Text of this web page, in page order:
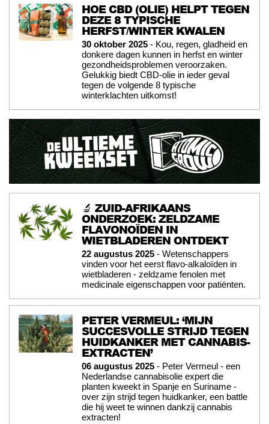
HOE CBD (OLIE) HELPT TEGEN
DEZE 8 TYPISCHE
HERFST/WINTER KWALEN
30 oktober 2025 - Kou, regen, gladheid en
donkere dagen kunnen in herfst en winter
gezondheidsproblemen veroorzaken.
Gelukkig biedt CBD-olie in ieder geval
tegen de volgende 8 typische
winterklachten uitkomst!
🔬 ZUID-AFRIKAANS
ONDERZOEK: ZELDZAME
FLAVONOÏDEN IN
WIETBLADEREN ONTDEKT
22 augustus 2025 - Wetenschappers
vinden voor het eerst flavo-alkaloïden in
wietbladeren - zeldzame fenolen met
medicinale eigenschappen voor patiënten.
PETER VERMEUL: ‘MIJN
SUCCESVOLLE STRIJD TEGEN
HUIDKANKER MET CANNABIS-
EXTRACTEN’
06 augustus 2025 - Peter Vermeul - een
Nederlandse cannabisolie expert die
planten kweekt in Spanje en Suriname -
over zijn strijd tegen huidkanker, een battle
die hij weet te winnen dankzij cannabis
extracten!